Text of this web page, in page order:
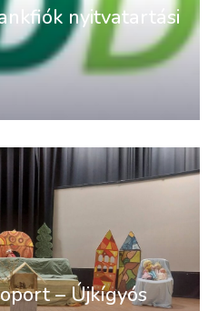
nyitvatartási
– Újkígyós